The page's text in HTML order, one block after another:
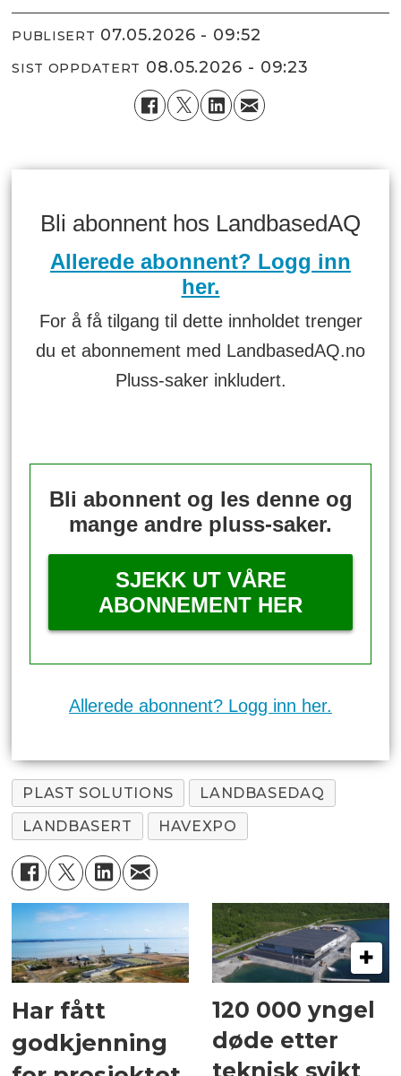
PUBLISERT 07.05.2026 - 09:52
SIST OPPDATERT 08.05.2026 - 09:23
Bli abonnent hos LandbasedAQ
Allerede abonnent? Logg inn
her.
For å få tilgang til dette innholdet trenger
du et abonnement med LandbasedAQ.no
Pluss-saker inkludert.
Bli abonnent og les denne og
mange andre pluss-saker.
SJEKK UT VÅRE
ABONNEMENT HER
Allerede abonnent? Logg inn her.
PLAST SOLUTIONS
LANDBASEDAQ
LANDBASERT
HAVEXPO
Har fått
godkjenning
120 000 yngel
døde etter
teknisk svikt